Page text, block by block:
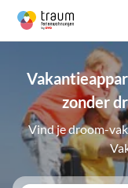
zonder
Vind je droom-